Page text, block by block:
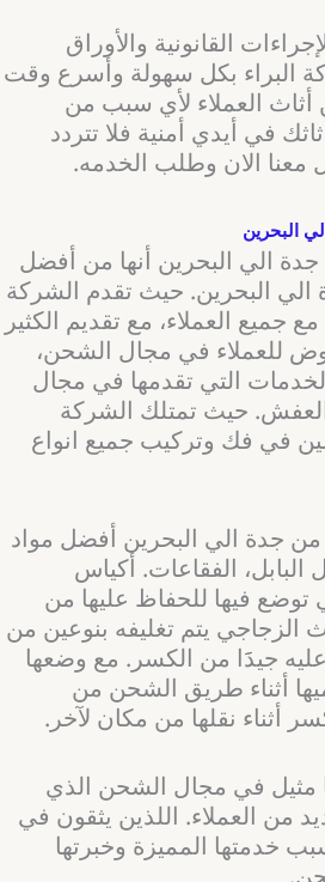
القانونية والأوراق
البراء بكل سهولة وأسرع وقت
العملاء لأي سبب من
في أيدي أمنية فلا تتردد
معنا الان وطلب الخدمه.
البحرين
الي البحرين أنها من أفضل
البحرين. حيث تقدم الشركة
جميع العملاء، مع تقديم الكثير
للعملاء في مجال الشحن،
التي تقدمها في مجال
حيث تمتلك الشركة
في فك وتركيب جميع انواع
جدة الي البحرين أفضل مواد
البابل، الفقاعات. أكياس
توضع فيها للحفاظ عليها من
الزجاجي يتم تغليفه بنوعين من
جيدََا من الكسر. مع وضعها
أثناء طريق الشحن من
أثناء نقلها من مكان لآخر.
مثيل في مجال الشحن الذي
من العملاء. اللذين يثقون في
خدمتها المميزة وخبرتها